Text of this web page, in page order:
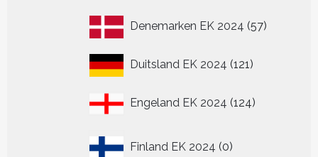
Denemarken EK 2024 5757
Duitsland EK 2024 121121
Engeland EK 2024 124124
Finland EK 2024 0